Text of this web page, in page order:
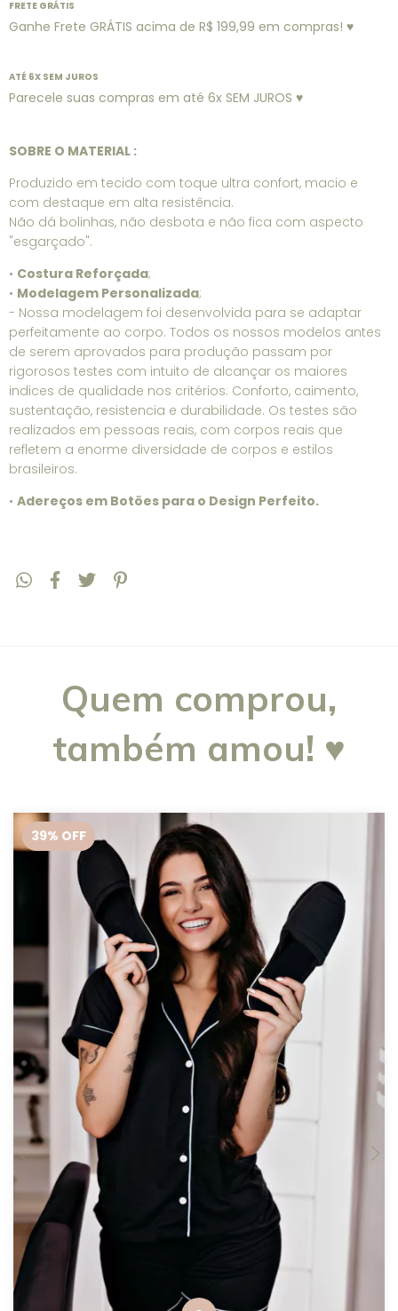
FRETE GRÁTIS
Ganhe Frete GRÁTIS acima de R$ 199,99 em compras! ♥
ATÉ 6X SEM JUROS
Parecele suas compras em até 6x SEM JUROS ♥
SOBRE O MATERIAL :
Produzido em tecido com toque ultra confort, macio e
com destaque em alta resistência.
Não dá bolinhas, não desbota e não fica com aspecto
"esgarçado".
• Costura Reforçada;
• Modelagem Personalizada;
- Nossa modelagem foi desenvolvida para se adaptar
perfeitamente ao corpo. Todos os nossos modelos antes
de serem aprovados para produção passam por
rigorosos testes com intuito de alcançar os maiores
indices de qualidade nos critérios: Conforto, caimento,
sustentação, resistencia e durabilidade. Os testes são
realizados em pessoas reais, com corpos reais que
refletem a enorme diversidade de corpos e estilos
brasileiros.
• Adereços em Botões para o Design Perfeito.
Quem comprou,
também amou! ♥
39% OFF